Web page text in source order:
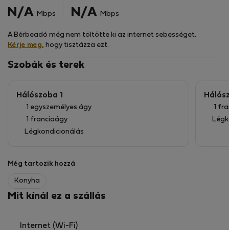
távmunkára. A tengertől csupán pár lépésre fekvő
kezdje, és zavartalan naplemente-kilátással zárja.
kínál: bájos kávézók, tengerparti éttermek és a közeli
N/A Mbps N/A Mbps
A Bérbeadó még nem töltötte ki az internet sebességet.
Kérje meg, hogy tisztázza ezt.
Szobák és terek
Hálószoba 1
1 egyszemélyes ágy
1 franciaágy
Légkondicionálás
1
Még tartozik hozzá
Konyha
Mit kínál ez a szállás
Internet (Wi-Fi)